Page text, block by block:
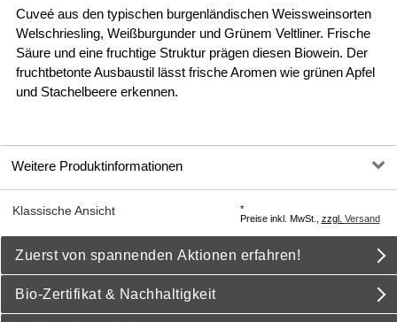
Cuveé aus den typischen burgenländischen Weissweinsorten
Welschriesling, Weißburgunder und Grünem Veltliner. Frische
Säure und eine fruchtige Struktur prägen diesen Biowein. Der
fruchtbetonte Ausbaustil lässt frische Aromen wie grünen Apfel
und Stachelbeere erkennen.
Weitere Produktinformationen
Klassische Ansicht
*
Preise inkl. MwSt., zzgl. Versand
Zuerst von spannenden Aktionen erfahren!
Bio-Zertifikat & Nachhaltigkeit